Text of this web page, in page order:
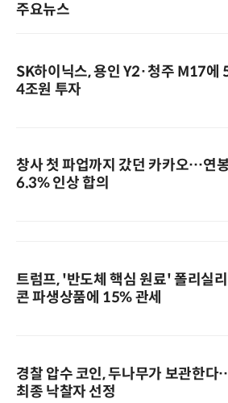
주요뉴스
SK하이닉스, 용인 Y2·청주 M17에
4조원 투자
창사 첫 파업까지 갔던 카카오…연
6.3% 인상 합의
트럼프, '반도체 핵심 원료' 폴리실리
콘 파생상품에 15% 관세
경찰 압수 코인, 두나무가 보관한다
최종 낙찰자 선정